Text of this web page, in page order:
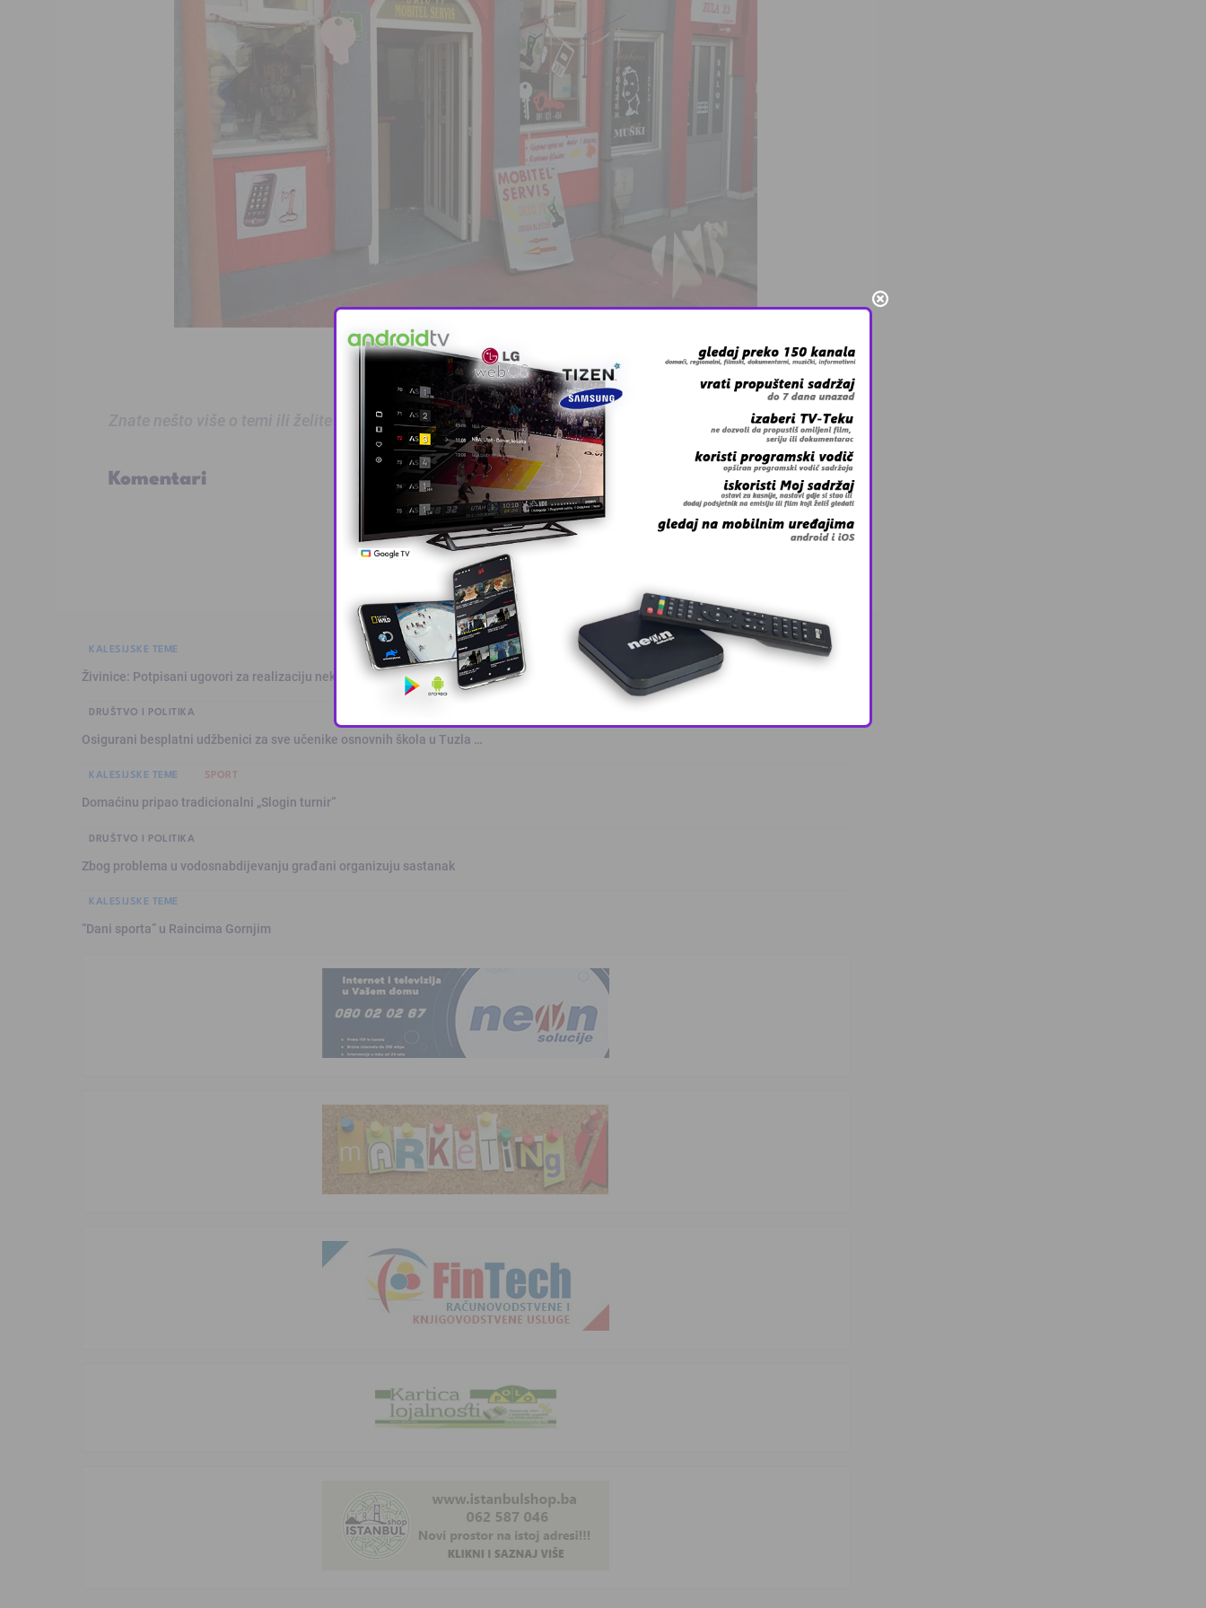
Znate nešto više o temi ili želite prijaviti grešku u tekstu?
Komentari
KALESIJSKE TEME
Živinice: Potpisani ugovori za realizaciju nekoliko infrastrukturnih …
DRUŠTVO I POLITIKA
Osigurani besplatni udžbenici za sve učenike osnovnih škola u Tuzla …
KALESIJSKE TEME SPORT
Domaćinu pripao tradicionalni „Slogin turnir“
DRUŠTVO I POLITIKA
Zbog problema u vodosnabdijevanju građani organizuju sastanak
KALESIJSKE TEME
“Dani sporta” u Raincima Gornjim